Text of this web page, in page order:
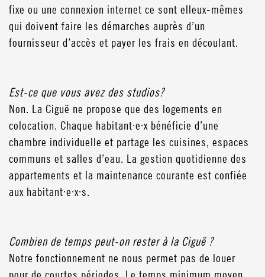
fixe ou une connexion internet ce sont elleux-mêmes
qui doivent faire les démarches auprès d’un
fournisseur d’accès et payer les frais en découlant.
Est-ce que vous avez des studios?
Non. La Ciguë ne propose que des logements en
colocation. Chaque habitant·e·x bénéficie d’une
chambre individuelle et partage les cuisines, espaces
communs et salles d’eau. La gestion quotidienne des
appartements et la maintenance courante est confiée
aux habitant·e·x·s.
Combien de temps peut-on rester à la Ciguë ?
Notre fonctionnement ne nous permet pas de louer